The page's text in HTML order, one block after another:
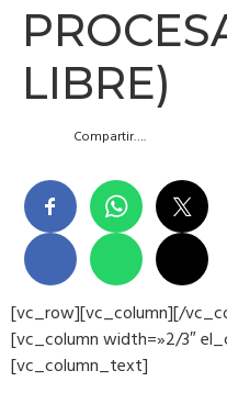
LIBRE)
Compartir….
[vc_row][vc_column][/
[vc_column width=»2/3″
[vc_column_text]